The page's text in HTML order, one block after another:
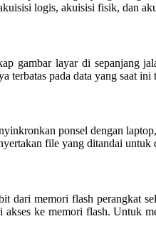
logis, akuisisi fisik, dan
gambar layar di sepanjang
pada data yang saat ini
ponsel dengan
file yang ditandai untuk
memori flash perangkat
ke memori flash. Untuk